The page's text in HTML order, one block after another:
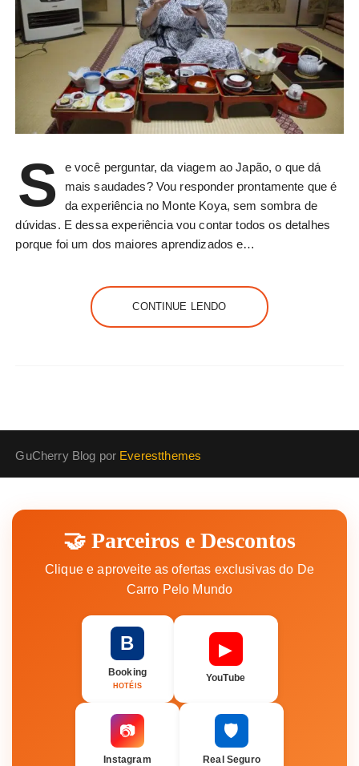
S
e você perguntar, da viagem ao Japão, o que dá
mais saudades? Vou responder prontamente que é
da experiência no Monte Koya, sem sombra de
dúvidas. E dessa experiência vou contar todos os detalhes
porque foi um dos maiores aprendizados e…
CONTINUE LENDO
GuCherry Blog por Everestthemes
🤝 Parceiros e Descontos
Clique e aproveite as ofertas exclusivas do De
Carro Pelo Mundo
B
Booking
HOTÉIS
▶
YouTube
📷
Instagram
🛡️
Real Seguro